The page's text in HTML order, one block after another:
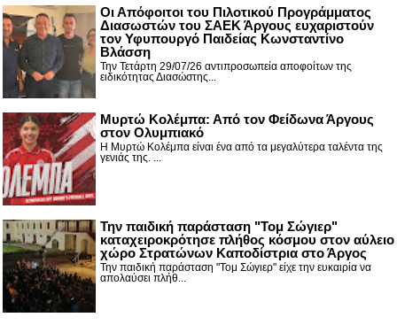
Οι Απόφοιτοι του Πιλοτικού Προγράμματος
Διασωστών του ΣΑΕΚ Άργους ευχαριστούν
τον Υφυπουργό Παιδείας Κωνσταντίνο
Βλάσση
Την Τετάρτη 29/07/26 αντιπροσωπεία αποφοίτων της
ειδικότητας Διασώστης...
Μυρτώ Κολέμπα: Από τον Φείδωνα Άργους
στον Ολυμπιακό
Η Μυρτώ Κολέμπα είναι ένα από τα μεγαλύτερα ταλέντα της
γενιάς της. ...
Την παιδική παράσταση "Τομ Σώγιερ"
καταχειροκρότησε πλήθος κόσμου στον αύλειο
χώρο Στρατώνων Καποδίστρια στο Άργος
Την παιδική παράσταση "Τομ Σώγιερ" είχε την ευκαιρία να
απολαύσει πλήθ...